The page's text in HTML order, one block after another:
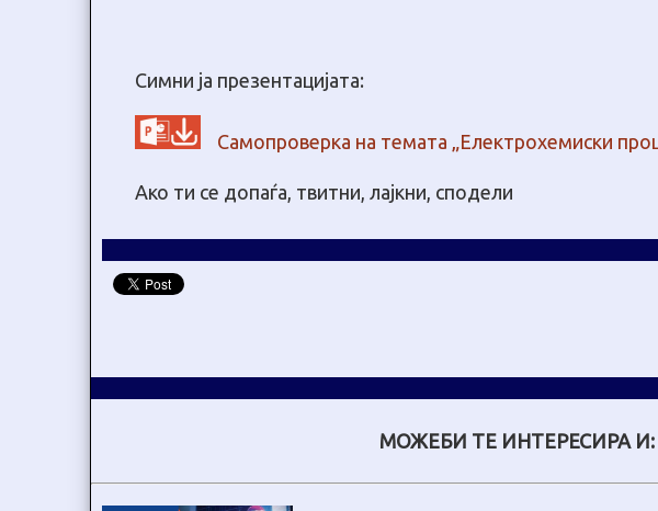
Симни ја презентацијата:
Самопроверка на темата „Електрохемиски
Ако ти се допаѓа, твитни, лајкни, сподели
МОЖЕБИ ТЕ ИНТЕРЕСИРА И: